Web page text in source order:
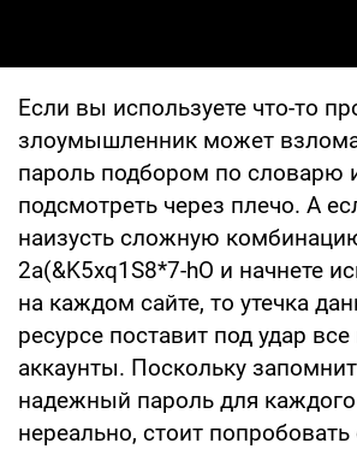
Если вы используете что-то
злоумышленник может
пароль подбором по словарю
подсмотреть через плечо. А
наизусть сложную
2a(&K5xq1S8*7-hO и начнете
на каждом сайте, то утечка
ресурсе поставит под удар
аккаунты. Поскольку
надежный пароль для
нереально, стоит